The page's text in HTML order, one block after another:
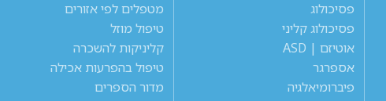
פסיכולוג
פסיכולוג קליני
אוטיזם | ASD
אספרגר
פיברומיאלגיה
מטפלים לפי אזורים
טיפול מוזל
קליניקות להשכרה
טיפול בהפרעות אכילה
מדור הספרים